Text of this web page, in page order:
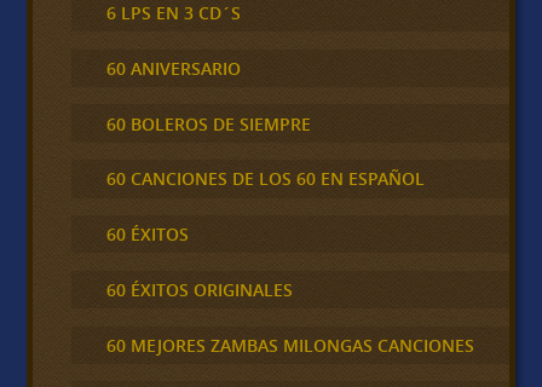
6 LPS EN 3 CD´S
60 ANIVERSARIO
60 BOLEROS DE SIEMPRE
60 CANCIONES DE LOS 60 EN ESPAÑOL
60 ÉXITOS
60 ÉXITOS ORIGINALES
60 MEJORES ZAMBAS MILONGAS CANCIONES